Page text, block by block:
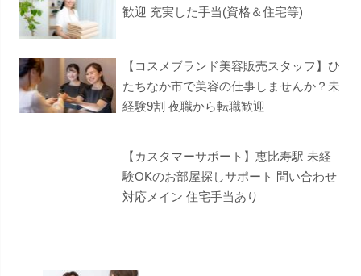
歓迎 充実した手当(資格＆住宅等)
【コスメブランド美容販売スタッフ】ひ
たちなか市で美容の仕事しませんか？未
経験9割 夜職から転職歓迎
【カスタマーサポート】恵比寿駅 未経
験OKのお部屋探しサポート 問い合わせ
対応メイン 住宅手当あり